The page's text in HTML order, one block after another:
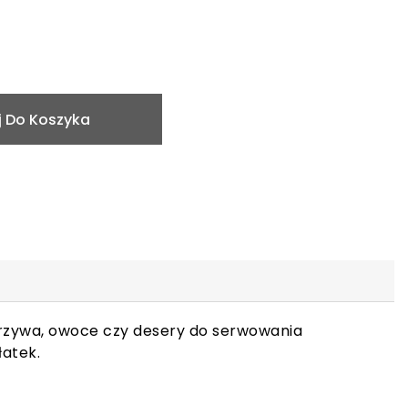
Koszyka
owoce czy desery do serwowania